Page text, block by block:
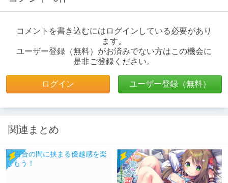
コメントを書き込むにはログインしている必要があり
ます。
ユーザー登録（無料）がお済みでない方はこの機会に
是非ご登録ください。
ログイン ユーザー登録（無料）
関連まとめ